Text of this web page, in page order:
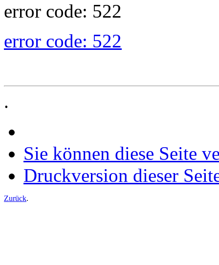
error code: 522
error code: 522
.
Sie können diese Seite
Druckversion dieser
Zurück.